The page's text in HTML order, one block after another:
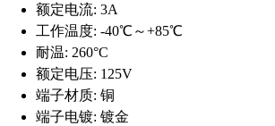
额定电流: 3A
工作温度: -40℃～+85℃
耐温: 260°C
额定电压: 125V
端子材质: 铜
端子电镀: 镀金